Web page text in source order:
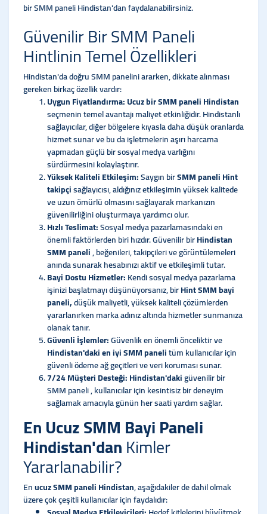
bir SMM paneli Hindistan'dan faydalanabilirsiniz.
Güvenilir Bir SMM Paneli
Hintlinin Temel Özellikleri
Hindistan'da doğru SMM panelini ararken, dikkate alınması
gereken birkaç özellik vardır:
Uygun Fiyatlandırma: Ucuz bir SMM paneli Hindistan
seçmenin temel avantajı maliyet etkinliğidir. Hindistanlı
sağlayıcılar, diğer bölgelere kıyasla daha düşük oranlarda
hizmet sunar ve bu da işletmelerin aşırı harcama
yapmadan güçlü bir sosyal medya varlığını
sürdürmesini kolaylaştırır.
Yüksek Kaliteli Etkileşim:Saygın birSMM paneli Hint
takipçisağlayıcısı, aldığınız etkileşimin yüksek kalitede
ve uzun ömürlü olmasını sağlayarak markanızın
güvenilirliğini oluşturmaya yardımcı olur.
Hızlı Teslimat:Sosyal medya pazarlamasındaki en
önemli faktörlerden biri hızdır. Güvenilir birHindistan
SMM paneli, beğenileri, takipçileri ve görüntülemeleri
anında sunarak hesabınızı aktif ve etkileşimli tutar.
Bayi Dostu Hizmetler:Kendi sosyal medya pazarlama
işinizi başlatmayı düşünüyorsanız, birHint SMM bayi
paneli,düşük maliyetli, yüksek kaliteli çözümlerden
yararlanırken marka adınız altında hizmetler sunmanıza
olanak tanır.
Güvenli İşlemler:Güvenlik en önemli önceliktir ve
Hindistan'daki en iyi SMM panelitüm kullanıcılar için
güvenli ödeme ağ geçitleri ve veri koruması sunar.
7/24 Müşteri Desteği: Hindistan'dakigüvenilir bir
SMM paneli , kullanıcılar için kesintisiz bir deneyim
sağlamak amacıyla günün her saati yardım sağlar.
En Ucuz SMM Bayi Paneli
Hindistan'danKimler
Yararlanabilir?
Enucuz SMM paneli Hindistan, aşağıdakiler de dahil olmak
üzere çok çeşitli kullanıcılar için faydalıdır: